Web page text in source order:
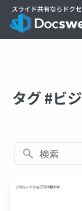
タグ #ビ
検索